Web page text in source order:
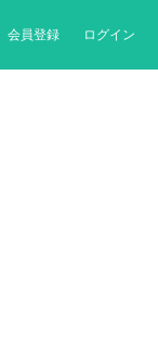
ログイン
会員登録